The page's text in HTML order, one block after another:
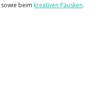
sowie beim kreativen Päusken.